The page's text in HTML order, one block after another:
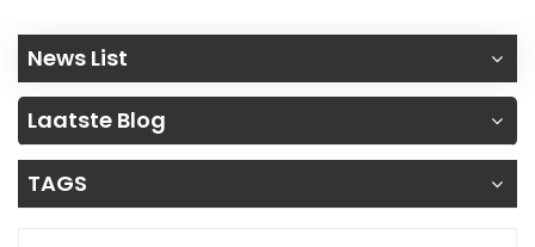
News List
Laatste Blog
TAGS